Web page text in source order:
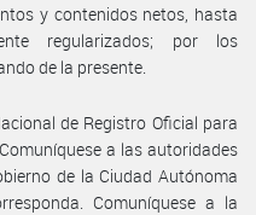
y contenidos netos, hasta
regularizados; por los
de la presente.
de Registro Oficial para
a las autoridades
de la Ciudad Autónoma
Comuníquese a la